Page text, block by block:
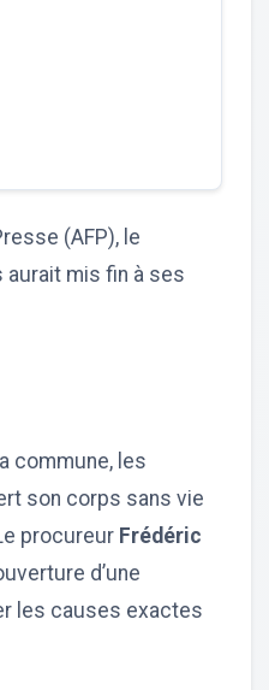
(AFP), le
aurait mis fin à ses
commune, les
son corps sans vie
procureur Frédéric
d’une
les causes exactes